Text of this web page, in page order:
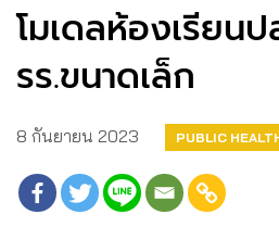
โมเดลห้องเรียน
รร.ขนาดเล็ก
8 กันยายน 2023 PUBLIC